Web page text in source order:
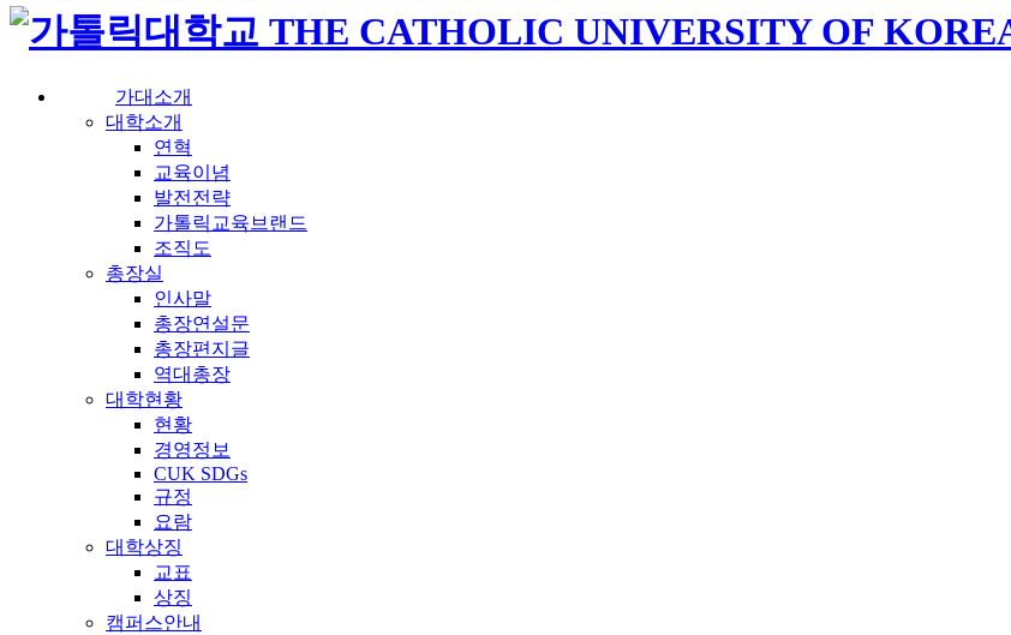
가대소개
대학소개
연혁
교육이념
발전전략
가톨릭교육브랜드
조직도
총장실
인사말
총장연설문
총장편지글
역대총장
대학현황
현황
경영정보
CUK SDGs
규정
요람
대학상징
교표
상징
캠퍼스안내